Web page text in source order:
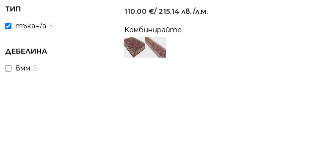
ТИП
тъкан/а 5
ДЕБЕЛИНА
8мм 5
110.00 €/ 215.14 лв./л.м.
Комбинирайте